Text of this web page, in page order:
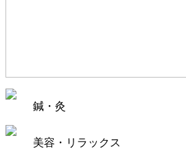
鍼・灸
美容・リラックス